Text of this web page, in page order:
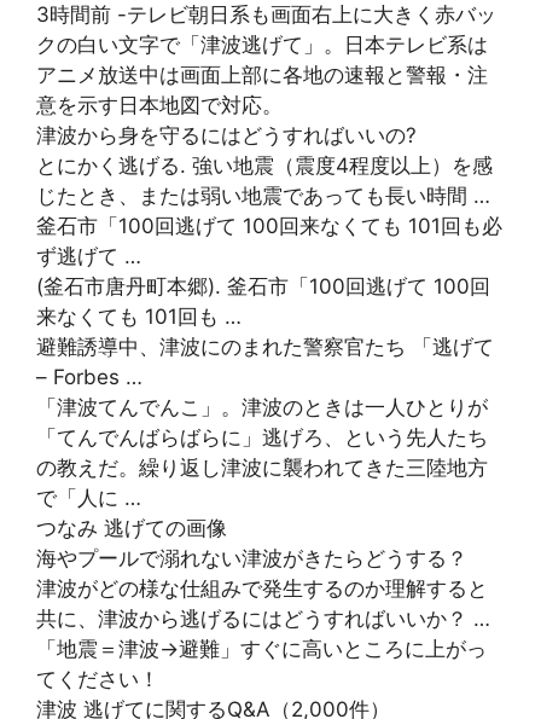
3時間前 -テレビ朝日系も画面右上に大きく赤バッ
クの白い文字で「津波逃げて」。日本テレビ系は
アニメ放送中は画面上部に各地の速報と警報・注
意を示す日本地図で対応。
津波から身を守るにはどうすればいいの?
とにかく逃げる. 強い地震（震度4程度以上）を感
じたとき、または弱い地震であっても長い時間 …
釜石市「100回逃げて 100回来なくても 101回も必
ず逃げて …
(釜石市唐丹町本郷). 釜石市「100回逃げて 100回
来なくても 101回も …
避難誘導中、津波にのまれた警察官たち 「逃げて
– Forbes …
「津波てんでんこ」。津波のときは一人ひとりが
「てんでんばらばらに」逃げろ、という先人たち
の教えだ。繰り返し津波に襲われてきた三陸地方
で「人に …
つなみ 逃げての画像
海やプールで溺れない津波がきたらどうする？
津波がどの様な仕組みで発生するのか理解すると
共に、津波から逃げるにはどうすればいいか？ …
「地震＝津波→避難」すぐに高いところに上がっ
てください！
津波 逃げてに関するQ&A（2,000件）